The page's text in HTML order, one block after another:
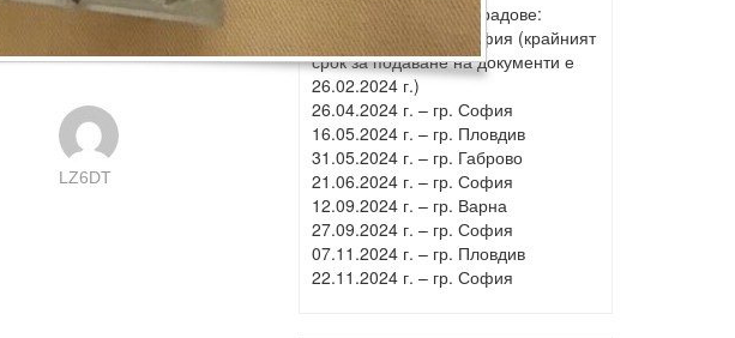
LZ6DT
Изпитите за другите градове:
29.02.2024 г. – гр. София (крайният
срок за подаване на документи е
26.02.2024 г.)
26.04.2024 г. – гр. София
16.05.2024 г. – гр. Пловдив
31.05.2024 г. – гр. Габрово
21.06.2024 г. – гр. София
12.09.2024 г. – гр. Варна
27.09.2024 г. – гр. София
07.11.2024 г. – гр. Пловдив
22.11.2024 г. – гр. София